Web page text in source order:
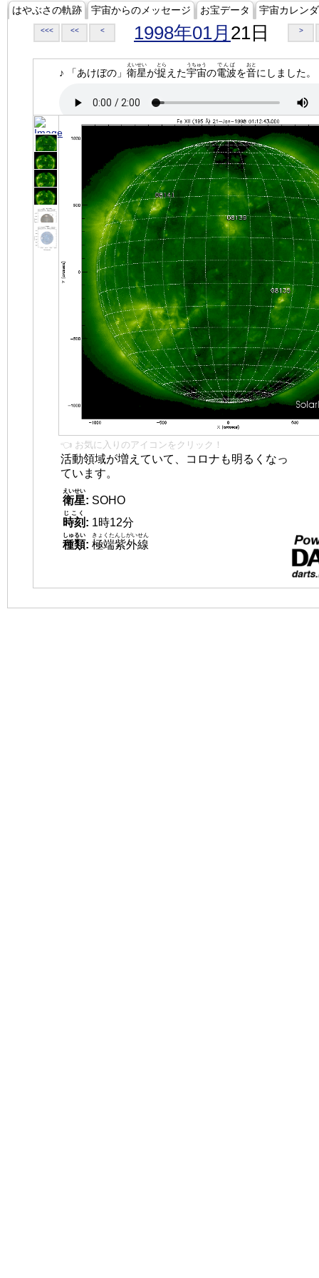
はやぶさの軌跡 宇宙からのメッセージ お宝データ 宇宙カレン
<<< << < 1998年01月 21日 >
♪ 「あけぼの」 衛星
えいせい
が捉
とら
えた宇宙
うちゅう
の電波
でんぱ
を音
おと
にしました。
👈 お気に入りのアイコンをクリック！
活動領域が増えていて、コロナも明るくなっ
ています。
衛星
えいせい
: SOHO
時刻
じこく
: 1時12分
種類
しゅるい
: 極端紫外線
きょくたんしがいせん